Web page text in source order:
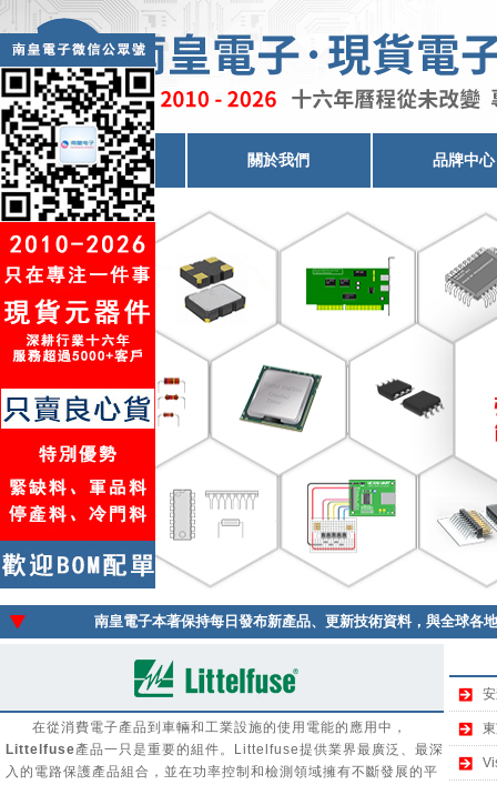
電子元器件代理 關於我們 品牌中心
南皇電子本著保持每日發布新產品、更新技術資料，與全球各
在從消費電子產品到車輛和工業設施的使用電能的應用中，
Littelfuse產品一只是重要的組件。Littelfuse提供業界最廣泛、最深
入的電路保護產品組合，並在功率控制和檢測領域擁有不斷發展的平